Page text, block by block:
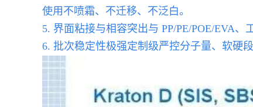
使用不喷霜、不迁移、不泛白。
5. 界面粘接与相容突出与 PP/PE/POE/EVA
6. 批次稳定性极强定制级严控分子量、软硬